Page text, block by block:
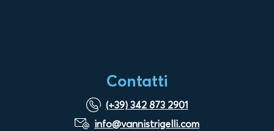
Contatti
(+39) 342 873 2901
info@vannistrigelli.com